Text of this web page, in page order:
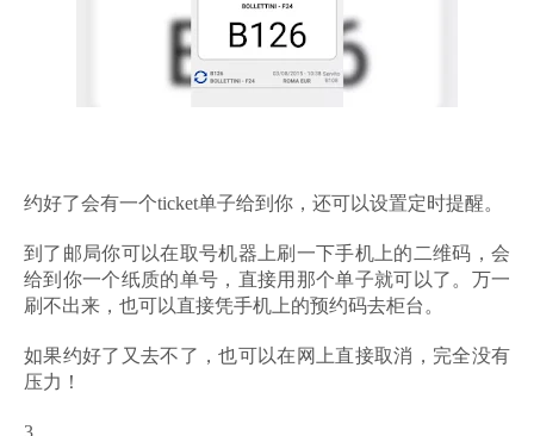
约好了会有一个ticket单子给到你，还可以设置定时提醒。
到了邮局你可以在取号机器上刷一下手机上的二维码，会
给到你一个纸质的单号，直接用那个单子就可以了。万一
刷不出来，也可以直接凭手机上的预约码去柜台。
如果约好了又去不了，也可以在网上直接取消，完全没有
压力！
3